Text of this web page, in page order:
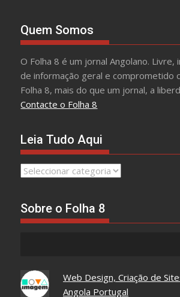
Quem Somos
O Folha 8 é um jornal Angolano. Livre,
de informação geral e comprometido
Folha 8, mais do que um jornal, a
Contacte o Folha 8
Leia Tudo Aqui
Leia
Sobre o Folha 8
Web Design, Criação de
Angola Portugal